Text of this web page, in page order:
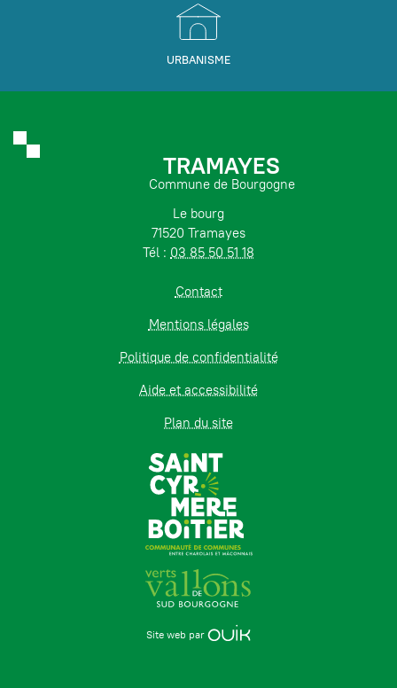
URBANISME
TRAMAYES
Commune de Bourgogne
Le bourg
71520 Tramayes
Tél : 03 85 50 51 18
Contact
Mentions légales
Politique de confidentialité
Aide et accessibilité
Plan du site
Site web par